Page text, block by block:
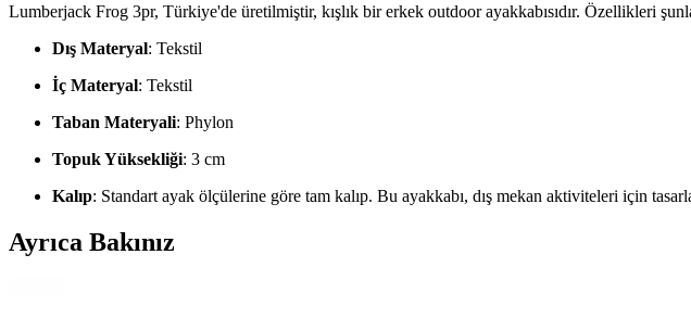
Lumberjack Frog 3pr, Türkiye'de üretilmiştir, kışlık bir erkek outdoor ayakkabısıdır. Özellikleri
Dış Materyal: Tekstil
İç Materyal: Tekstil
Taban Materyali: Phylon
Topuk Yüksekliği: 3 cm
Kalıp: Standart ayak ölçülerine göre tam kalıp. Bu ayakkabı, dış mekan aktiviteleri için
Ayrıca Bakınız